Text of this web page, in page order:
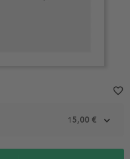
15,00 €
favorite_border